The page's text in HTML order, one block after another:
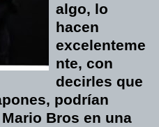
algo, lo
hacen
excelenteme
nte, con
decirles que
podrían
Bros en una